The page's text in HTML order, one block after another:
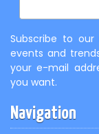
Subscribe to
events and
your e-mail
you want.
Navigation